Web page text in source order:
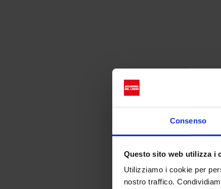
Consenso
Questo sito web utilizza i
Utilizziamo i cookie per
nostro traffico.
La